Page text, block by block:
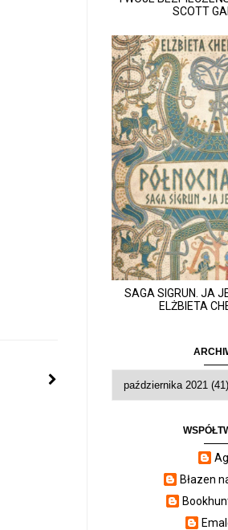
SCOTT
SAGA SIGRUN. JA
ELŻBIETA
Błazen